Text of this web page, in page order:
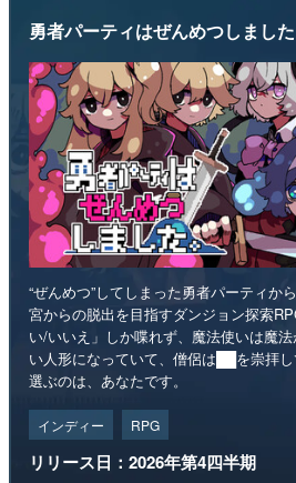
勇者パーティはぜんめつしました
“ぜんめつ”してしまった勇者パーティか
宮からの脱出を目指すダンジョン探索
い/いいえ」しか喋れず、魔法使いは魔
い人形になっていて、僧侶は██を崇拝
選ぶのは、あなたです。
インディー RPG
リリース日：2026年第4四半期